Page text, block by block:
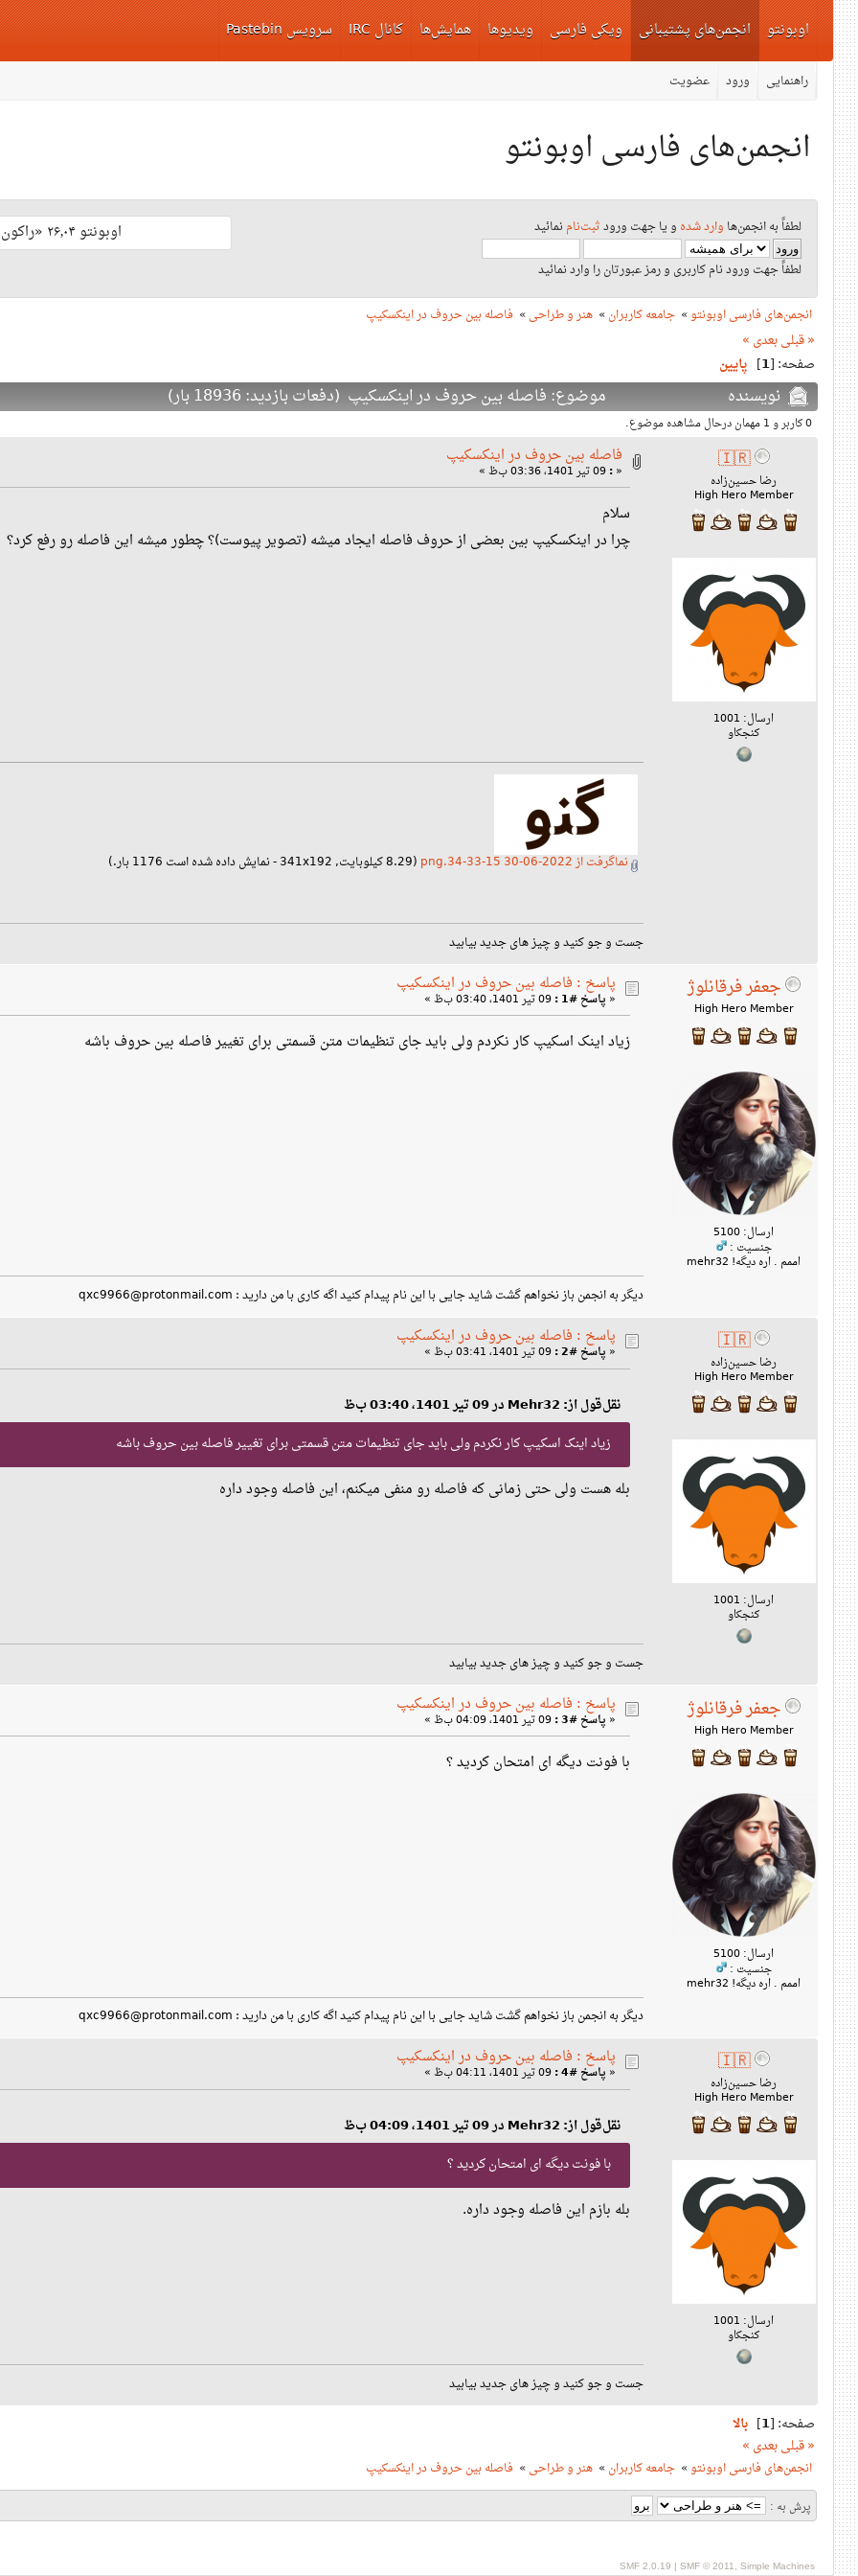
اوبونتو انجمن‌های پشتیبانی
راهنمایی ورود عضویت
ویکی فارسی ویدیوها همایش‌ها کانال IRC سرویس Pastebin
انجمن‌های فارسی اوبونتو
لطفاً به انجمن‌ها وارد شده و یا جهت ورودثبت‌نامنمائید
لطفاً جهت ورود نام کاربری و رمز عبورتان را وارد نمائید
اوبونتو ۲۶٫۰۴ «راکون ثابت‌قدم» با پشتیبانی بلند مدّت منتشر شد 🎊
انجمن‌های فارسی اوبونتو» جامعه کاربران» هنر و طراحی» فاصله بین حروف در اینکسکیپ
« قبلیبعدی »
صفحه: [1
] پایین
نویسنده موضوع: فاصله بین حروف در اینکسکیپ (دفعات بازدید: 18936 بار)
0 کاربر و 1 مهمان درحال مشاهده موضوع.
🇮🇷
رضا حسین‌زاده
High Hero Member
ارسال: 1001
کنجکاو
فاصله بین حروف در اینکسکیپ
«
:
سلام
چرا در اینکسکیپ بین بعضی از حروف فاصله ایجاد میشه (تصویر پیوست)؟ چطور میشه این فاصله رو رفع کرد؟
نماگرفت از 2022-06-30 15-33-34.png (8.29 کیلوبایت, 341x192 - نمایش داده شده است 1176 بار.)
جست و جو کنید و چیز های جدید بیابید
جعفر فرقانلوژ
High Hero Member
ارسال: 5100
جنسیت :
اممم . اره دیگه! mehr32
پاسخ : فاصله بین حروف در اینکسکیپ
« پاسخ #1 :
زیاد اینک اسکیپ کار نکردم ولی باید جای تنظیمات متن قسمتی برای تغییر فاصله بین حروف باشه
دیگر به انجمن باز نخواهم گشت شاید جایی با این نام پیدام کنید اگه کاری با من دارید : qxc9966@protonmail.com
🇮🇷
رضا حسین‌زاده
High Hero Member
ارسال: 1001
کنجکاو
پاسخ : فاصله بین حروف در اینکسکیپ
« پاسخ #2 :
نقل‌قول از: Mehr32 در 09 تیر 1401، 03:40 ب‌ظ
زیاد اینک اسکیپ کار نکردم ولی باید جای تنظیمات متن قسمتی برای تغییر فاصله بین حروف باشه
بله هست ولی حتی زمانی که فاصله رو منفی میکنم، این فاصله وجود داره
جست و جو کنید و چیز های جدید بیابید
جعفر فرقانلوژ
High Hero Member
ارسال: 5100
جنسیت :
اممم . اره دیگه! mehr32
پاسخ : فاصله بین حروف در اینکسکیپ
« پاسخ #3 :
با فونت دیگه ای امتحان کردید ؟
دیگر به انجمن باز نخواهم گشت شاید جایی با این نام پیدام کنید اگه کاری با من دارید : qxc9966@protonmail.com
🇮🇷
رضا حسین‌زاده
High Hero Member
ارسال: 1001
کنجکاو
پاسخ : فاصله بین حروف در اینکسکیپ
« پاسخ #4 :
نقل‌قول از: Mehr32 در 09 تیر 1401، 04:09 ب‌ظ
با فونت دیگه ای امتحان کردید ؟
بله بازم این فاصله وجود داره.
جست و جو کنید و چیز های جدید بیابید
صفحه: [1
] بالا
« قبلیبعدی »
انجمن‌های فارسی اوبونتو» جامعه کاربران» هنر و طراحی» فاصله بین حروف در اینکسکیپ
پرش به :
SMF 2.0.19 | SMF © 2011 Simple Machines